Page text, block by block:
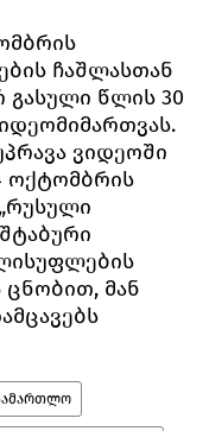
ჩაშლასთან
გასული წლის 30
ვიდეოში
ოქტომბრის
ცნობით, მან